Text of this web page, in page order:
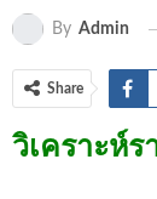
By Admin
Share
วิเคราะห์